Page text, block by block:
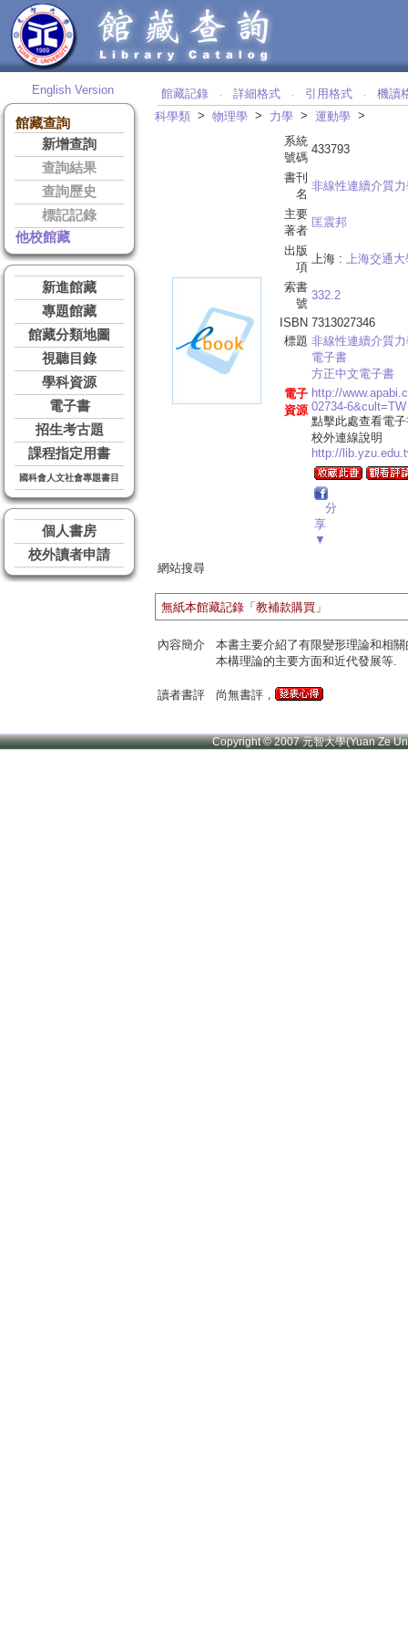
English Version
館藏查詢
新增查詢
查詢結果
查詢歷史
標記記錄
他校館藏
新進館藏
專題館藏
館藏分類地圖
視聽目錄
學科資源
電子書
招生考古題
課程指定用書
國科會人文社會專題書目
個人書房
校外讀者申請
館藏記錄 ‧ 詳細格式 ‧ 引用格式 ‧
機讀
科學類 > 物理學 > 力學 > 運動學 >
系統
號碼
433793
書刊
名
非線性連續介質
主要
著者
匡震邦
出版
項
上海 : 上海交通
索書
號
332.2
ISBN 7313027346
標題 非線性連續介質
電子書
方正中文電子書
電子
資源
http://
02734-6&cult=TW
點擊此處查看電
校外連線說明
http://
分
享
▼
網站搜尋
無紙本館藏記錄「教補款購買」
內容簡介
本書主要介紹了有限變形理論和相
本構理論的主要方面和近代發展等.
讀者書評 尚無書評，
Copyright © 2007 元智大學(Yuan Ze